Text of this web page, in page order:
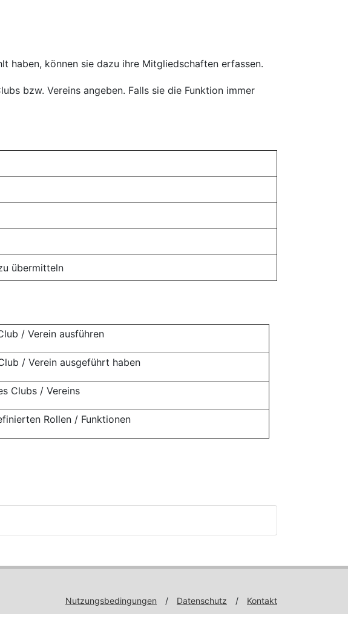
haben, können sie dazu ihre Mitgliedschaften erfassen.
bzw. Vereins angeben. Falls sie die Funktion immer
übermitteln
/ Verein ausführen
/ Verein ausgeführt haben
Clubs / Vereins
Rollen / Funktionen
Nutzungsbedingungen / Datenschutz / Kontakt